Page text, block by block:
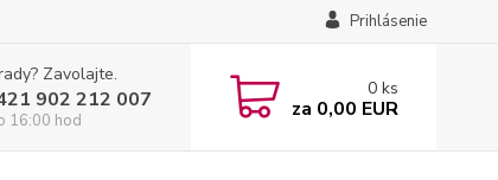
Prihlásenie
Zavolajte.
902 212 007
16:00 hod
0 ks
za 0,00 EUR